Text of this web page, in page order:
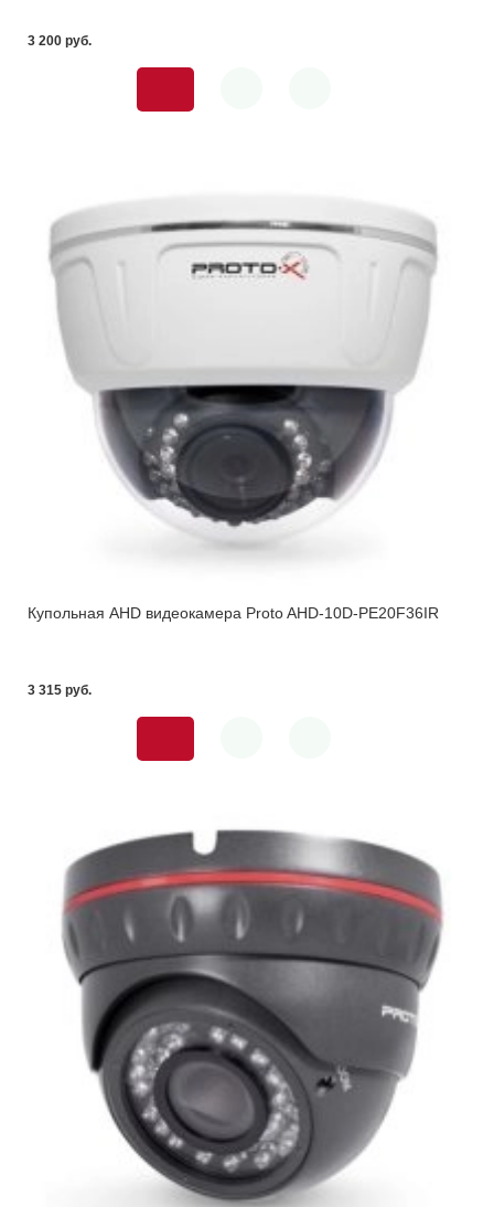
3 200 pуб.
Купольная AHD видеокамера Proto AHD-10D-PE20F36IR
3 315 pуб.